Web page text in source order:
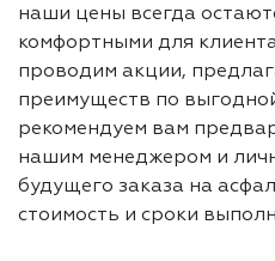
наши цены всегда
комфортными для
проводим акции,
преимуществ по
рекомендуем вам
нашим менеджером и
будущего заказа на
стоимость и сроки